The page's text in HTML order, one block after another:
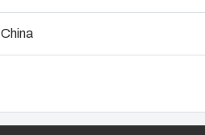
China
Zubehör anzeigen